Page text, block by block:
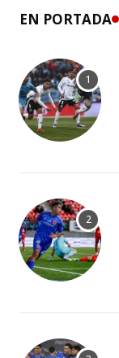
EN PORTADA